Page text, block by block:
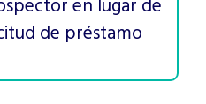
de préstamo